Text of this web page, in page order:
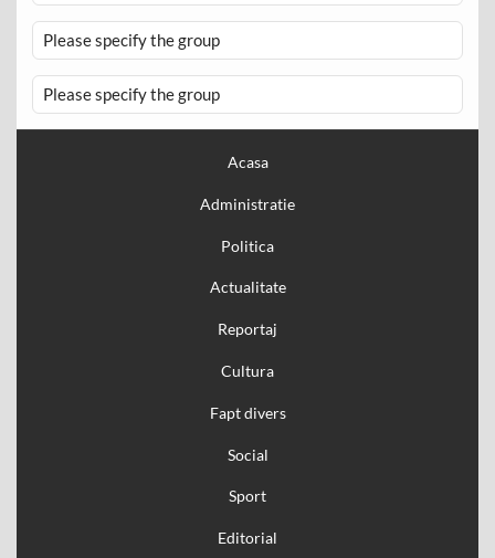
Please specify the group
Please specify the group
Acasa
Administratie
Politica
Actualitate
Reportaj
Cultura
Fapt divers
Social
Sport
Editorial